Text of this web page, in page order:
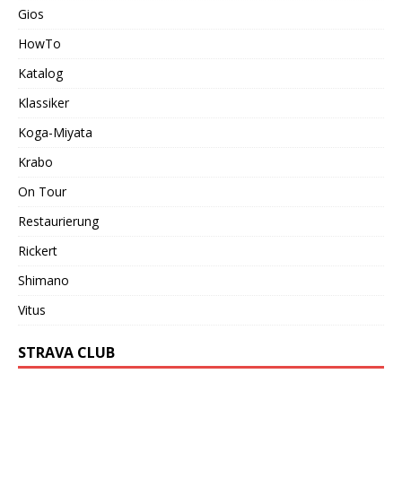
Gios
HowTo
Katalog
Klassiker
Koga-Miyata
Krabo
On Tour
Restaurierung
Rickert
Shimano
Vitus
STRAVA CLUB